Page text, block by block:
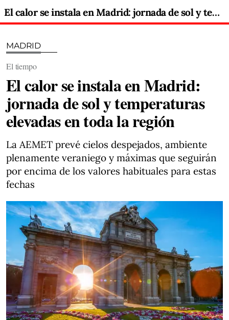
El calor se instala en Madrid: jornada de sol y temperaturas elevadas en toda la región
MADRID
El tiempo
El calor se instala en Madrid:
jornada de sol y temperaturas
elevadas en toda la región
La AEMET prevé cielos despejados, ambiente
plenamente veraniego y máximas que seguirán
por encima de los valores habituales para estas
fechas